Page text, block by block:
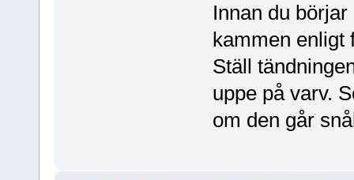
Innan du
kammen enligt
Ställ
uppe på varv.
om den går